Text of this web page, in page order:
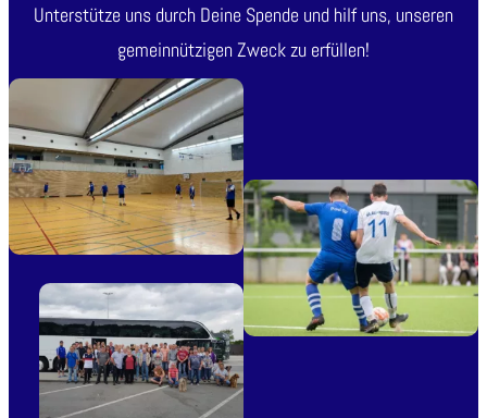
Unterstütze uns durch Deine Spende und hilf uns, unseren
gemeinnützigen Zweck zu erfüllen!